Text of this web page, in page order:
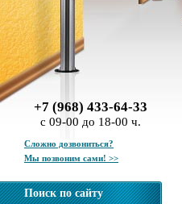
+7 (968) 433-64-33
с 09-00 до 18-00 ч.
Сложно дозвониться?
Мы позвоним сами! >>
Поиск по сайту